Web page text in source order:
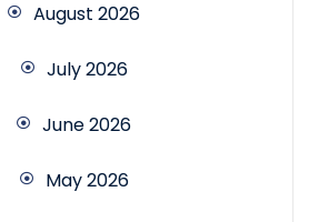
August 2026
July 2026
June 2026
May 2026